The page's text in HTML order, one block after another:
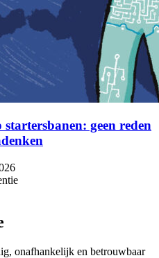
geen reden
onafhankelijk en betrouwbaar